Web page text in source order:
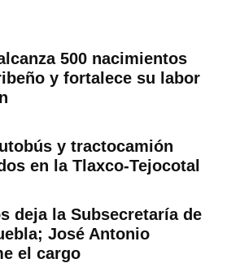
500 nacimientos
y fortalece su labor
y tractocamión
en la Tlaxco-Tejocotal
deja la Subsecretaría de
José Antonio
el cargo